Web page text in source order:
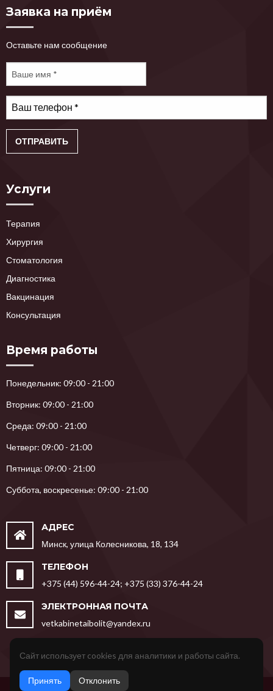
Заявка на приём
Оставьте нам сообщение
Услуги
Терапия
Хирургия
Стоматология
Диагностика
Вакцинация
Консультация
Время работы
Понедельник: 09:00 - 21:00
Вторник: 09:00 - 21:00
Среда: 09:00 - 21:00
Четверг: 09:00 - 21:00
Пятница: 09:00 - 21:00
Суббота, воскресенье: 09:00 - 21:00
АДРЕС
Минск, улица Колесникова, 18, 134
ТЕЛЕФОН
+375 (44) 596-44-24; +375 (33) 376-44-24
ЭЛЕКТРОННАЯ ПОЧТА
vetkabinetaibolit@yandex.ru
Сайт использует cookies для аналитики и работы сайта.
Принять Отклонить